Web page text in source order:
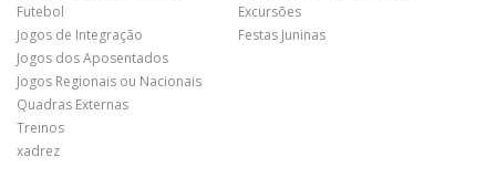
Futebol
Jogos de Integração
Jogos dos Aposentados
Jogos Regionais ou Nacionais
Quadras Externas
Treinos
xadrez
Excursões
Festas Juninas